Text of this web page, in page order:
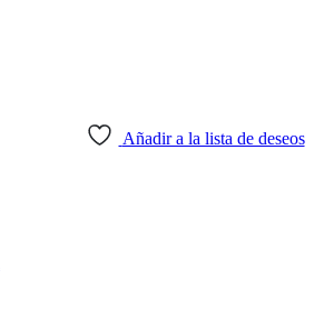
Añadir a la lista de deseos